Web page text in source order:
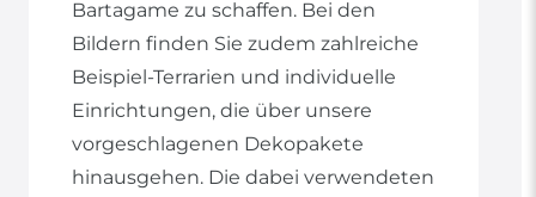
Bartagame zu schaffen. Bei den
Bildern finden Sie zudem zahlreiche
Beispiel-Terrarien und individuelle
Einrichtungen, die über unsere
vorgeschlagenen Dekopakete
hinausgehen. Die dabei verwendeten